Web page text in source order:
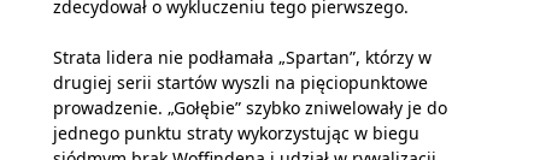
zdecydował o wykluczeniu tego pierwszego.
Strata lidera nie podłamała „Spartan”, którzy w
drugiej serii startów wyszli na pięciopunktowe
prowadzenie. „Gołębie” szybko zniwelowały je do
jednego punktu straty wykorzystując w biegu